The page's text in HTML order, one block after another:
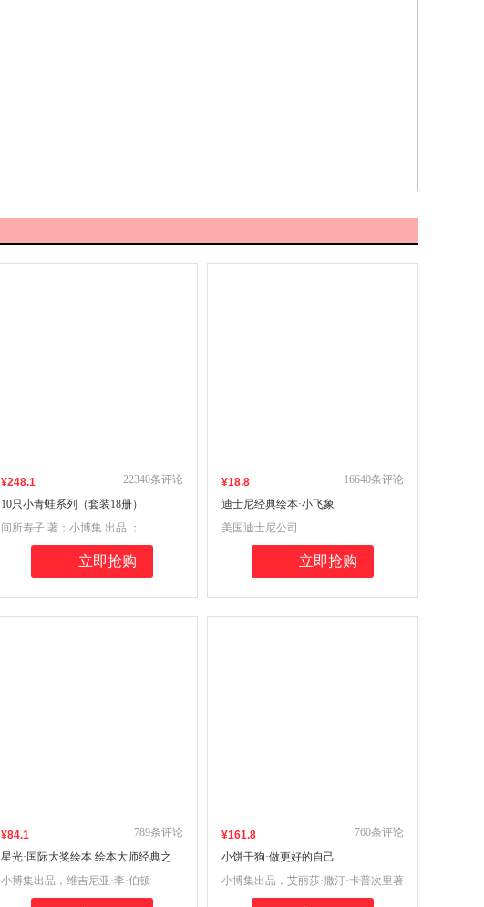
¥248.1
10只小青蛙系列（套装18册）
22340条评论
间所寿子 著；小博集 出品 ；
立即抢购
¥18.8
迪士尼经典绘本·小飞象
16640条评论
美国迪士尼公司
立即抢购
¥84.1
星光·国际大奖绘本 绘本大师经典之
作，拼音标注，随书赠送英文小册子
和中英双语音频
789条评论
小博集出品，维吉尼亚·李·伯顿
¥161.8
小饼干狗·做更好的自己
760条评论
小博集出品，艾丽莎·撒汀·卡普次里著